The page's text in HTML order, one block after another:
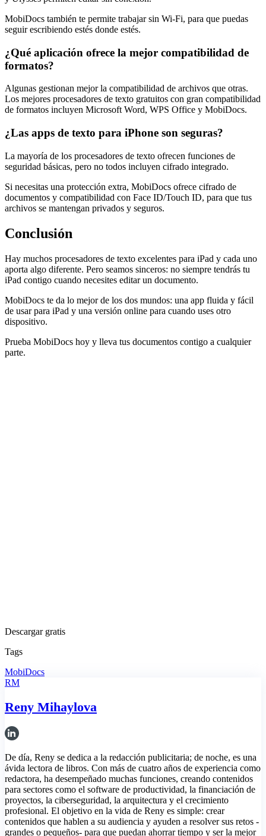
MobiDocs también te permite trabajar sin Wi-Fi, para que puedas
seguir escribiendo estés donde estés.
¿Qué aplicación ofrece la mejor compatibilidad de
formatos?
Algunas gestionan mejor la compatibilidad de archivos que otras.
Los mejores procesadores de texto gratuitos con gran compatibilidad
de formatos incluyen Microsoft Word, WPS Office y MobiDocs.
¿Las apps de texto para iPhone son seguras?
La mayoría de los procesadores de texto ofrecen funciones de
seguridad básicas, pero no todos incluyen cifrado integrado.
Si necesitas una protección extra, MobiDocs ofrece cifrado de
documentos y compatibilidad con Face ID/Touch ID, para que tus
archivos se mantengan privados y seguros.
Conclusión
Hay muchos procesadores de texto excelentes para iPad y cada uno
aporta algo diferente. Pero seamos sinceros: no siempre tendrás tu
iPad contigo cuando necesites editar un documento.
MobiDocs te da lo mejor de los dos mundos: una app fluida y fácil
de usar para iPad y una versión online para cuando uses otro
dispositivo.
Prueba MobiDocs hoy y lleva tus documentos contigo a cualquier
parte.
Descargar gratis
Tags
MobiDocs
RM
Reny Mihaylova
De día, Reny se dedica a la redacción publicitaria; de noche, es una
ávida lectora de libros. Con más de cuatro años de experiencia como
redactora, ha desempeñado muchas funciones, creando contenidos
para sectores como el software de productividad, la financiación de
proyectos, la ciberseguridad, la arquitectura y el crecimiento
profesional. El objetivo en la vida de Reny es simple: crear
contenidos que hablen a su audiencia y ayuden a resolver sus retos -
grandes o pequeños- para que puedan ahorrar tiempo y ser la mejor